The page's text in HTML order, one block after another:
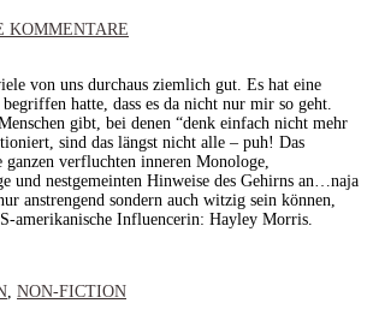
KOMMENTARE
von uns durchaus ziemlich gut. Es hat eine
hatte, dass es da nicht nur mir so geht.
gibt, bei denen “denk einfach nicht mehr
sind das längst nicht alle – puh! Das
verfluchten inneren Monologe,
und nestgemeinten Hinweise des Gehirns an…naja
anstrengend sondern auch witzig sein können,
amerikanische Influencerin: Hayley Morris.
, NON-FICTION